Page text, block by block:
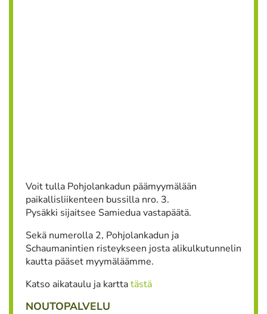
Voit tulla Pohjolankadun päämyymälään
paikallisliikenteen bussilla nro. 3.
Pysäkki sijaitsee Samiedua vastapäätä.
Sekä numerolla 2, Pohjolankadun ja
Schaumanintien risteykseen josta alikulkutunnelin
kautta pääset myymäläämme.
Katso aikataulu ja karttatästä
NOUTOPALVELU